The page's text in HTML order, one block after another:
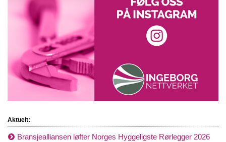
Aktuelt:
Bransjealliansen løfter Norges Hyggeligste Rørlegger 2026